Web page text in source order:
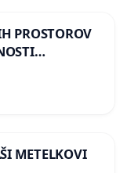
PROSTOROV
METELKOVI